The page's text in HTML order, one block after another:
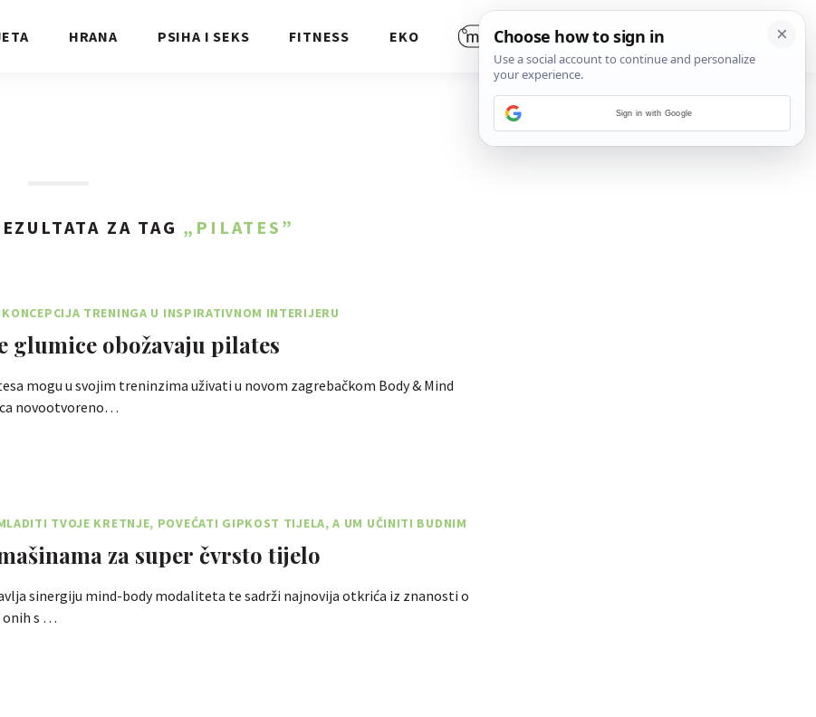
HRANA PSIHA I SEKS FITNESS EKO
ZA TAG „PILATES”
TRENINGA U INSPIRATIVNOM INTERIJERU
glumice obožavaju pilates
mogu u svojim treninzima uživati u novom zagrebačkom Body & Mind
novootvoreno…
TVOJE KRETNJE, POVEĆATI GIPKOST TIJELA, A UM UČINITI BUDNIM
za super čvrsto tijelo
sinergiju mind-body modaliteta te sadrži najnovija otkrića iz znanosti o
onih s …
Sign in with Google